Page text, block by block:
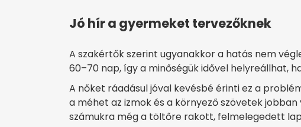
Jó hír a gyermeket tervezőknek
A szakértők szerint ugyanakkor a hatás nem
60–70 nap, így a minőségük idővel helyreállhat,
A nőket ráadásul jóval kevésbé érinti ez a
a méhet az izmok és a környező szövetek
számukra még a töltőre rakott, felmelegedett